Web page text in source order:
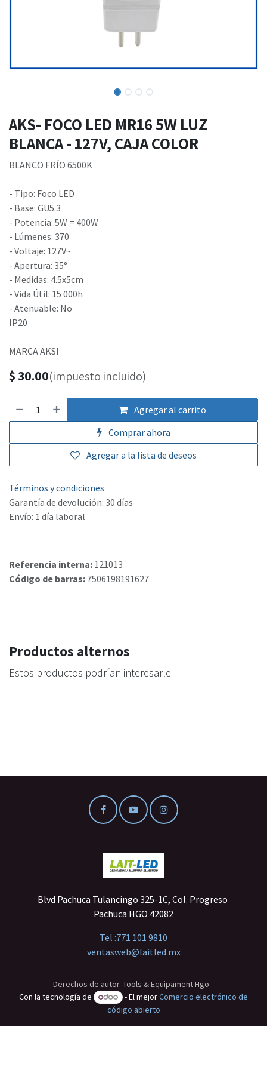
AKS- FOCO LED MR16 5W LUZ
BLANCA - 127V, CAJA COLOR
BLANCO FRÍO 6500K
- Tipo: Foco LED
- Base: GU5.3
- Potencia: 5W = 400W
- Lúmenes: 370
- Voltaje: 127V~
- Apertura: 35°
- Medidas: 4.5x5cm
- Vida Útil: 15 000h
- Atenuable: No
IP20
MARCA AKSI
$30.00(impuesto incluido)
Agregar al carrito
Comprar ahora
Agregar a la lista de deseos
Términos y condiciones
Garantía de devolución: 30 días
Envío: 1 día laboral
Referencia interna: 121013
Código de barras: 7506198191627
Productos alternos
Estos productos podrían interesarle
Blvd Pachuca Tulancingo 325-1C, Col. Progreso
Pachuca HGO 42082
Tel :771 101 9810
ventasweb@laitled.mx
Derechos de autor. Tools & Equipament Hgo
Con la tecnología de
- El mejorComercio electrónico de
código abierto